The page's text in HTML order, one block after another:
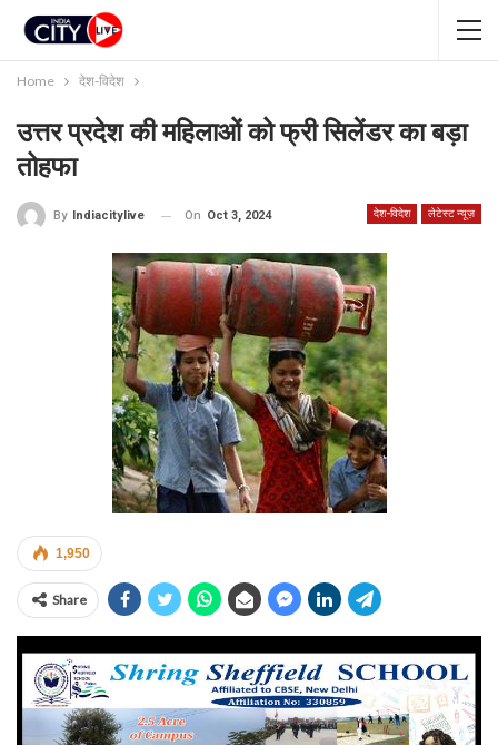
Home देश-विदेश
उत्तर प्रदेश की महिलाओं को फ्री सिलेंडर का बड़ा
तोहफा
देश-विदेश लेटेस्ट न्यूज़
By Indiacitylive On Oct 3, 2024
1,950
Share